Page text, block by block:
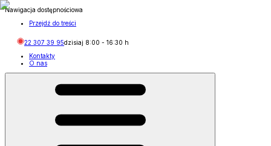
Nawigacja dostępnościowa
Przejdź do treści
22 307 39 95dzisiaj 8:00 - 16:30 h
Kontakty
O nas